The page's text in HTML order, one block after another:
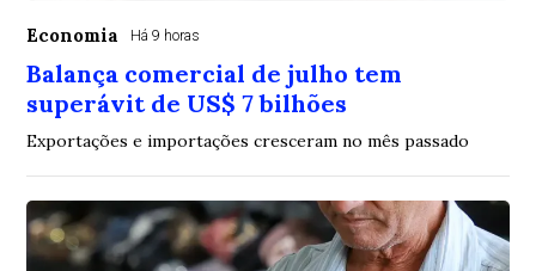
Economia Há 9 horas
Balança comercial de julho tem
superávit de US$ 7 bilhões
Exportações e importações cresceram no mês passado